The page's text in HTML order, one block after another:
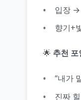
입장 →
향기+
🌟 추천 포
“내가
진짜